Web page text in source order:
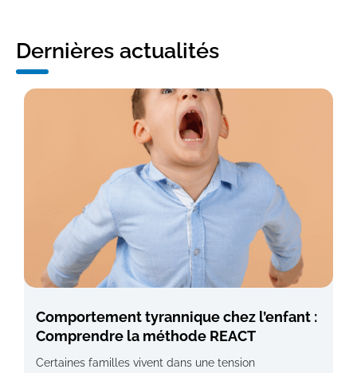
Dernières actualités
Comportement tyrannique chez l’enfant :
Comprendre la méthode REACT
Certaines familles vivent dans une tension